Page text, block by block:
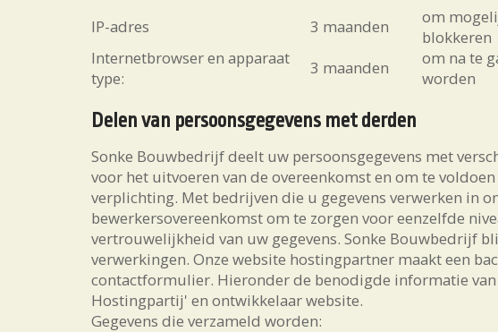
IP-adres 3 maanden
om
blokkeren
Internetbrowser en apparaat
type:
3 maanden
om na te
worden
Delen van persoonsgegevens met derden
Sonke Bouwbedrijf deelt uw persoonsgegevens met
voor het uitvoeren van de overeenkomst en om te
verplichting. Met bedrijven die u gegevens verwerken in
bewerkersovereenkomst om te zorgen voor eenzelfde
vertrouwelijkheid van uw gegevens. Sonke Bouwbedrijf
verwerkingen. Onze website hostingpartner maakt een
contactformulier. Hieronder de benodigde informatie
Hostingpartij' en ontwikkelaar website.
Gegevens die verzameld worden: